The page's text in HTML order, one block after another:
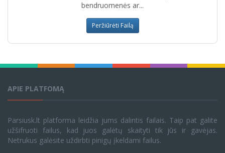
bendruomenės ar...
Peržiūrėti Failą
APIE PLATFOMĄ
Parsiusk.lt platforma leidžia jums dalintis failais. Taip pat galite
užšifruoti failus, kad juos galėtų skaityti tik jūs ir gavėjas.
Netrukus galėsite uždirbti pinigų įkeldami failus.